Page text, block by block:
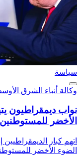
سياسة
وكالة أنباء الشرق
نواب ديمقراطيون
الأخضر للمستوطنين
اتهم كبار
الضوء الأخضر